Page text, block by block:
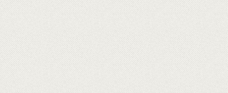
您味蕾地圖的專業嚮導